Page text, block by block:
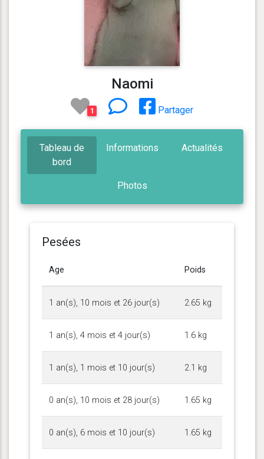
Naomi
1 Partager
Tableau de
bord
Informations Actualités
Photos
Pesées
Age Poids
1 an(s), 10 mois et 26 jour(s) 2.65 kg
1 an(s), 4 mois et 4 jour(s) 1.6 kg
1 an(s), 1 mois et 10 jour(s) 2.1 kg
0 an(s), 10 mois et 28 jour(s) 1.65 kg
0 an(s), 6 mois et 10 jour(s) 1.65 kg